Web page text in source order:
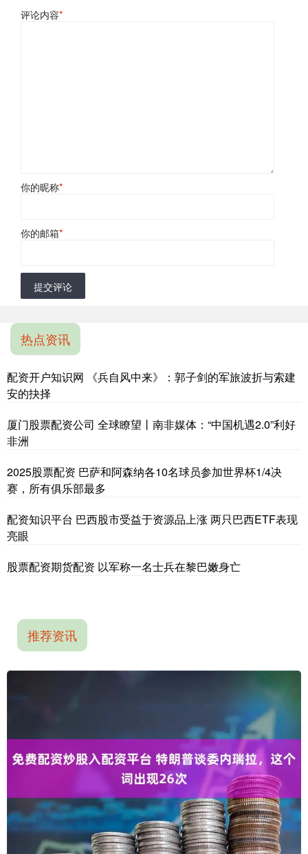
评论内容*
你的昵称*
你的邮箱*
提交评论
热点资讯
配资开户知识网 《兵自风中来》：郭子剑的军旅波折与索建
安的抉择
厦门股票配资公司 全球瞭望丨南非媒体：“中国机遇2.0”利好
非洲
2025股票配资 巴萨和阿森纳各10名球员参加世界杯1/4决
赛，所有俱乐部最多
配资知识平台 巴西股市受益于资源品上涨 两只巴西ETF表现
亮眼
股票配资期货配资 以军称一名士兵在黎巴嫩身亡
推荐资讯